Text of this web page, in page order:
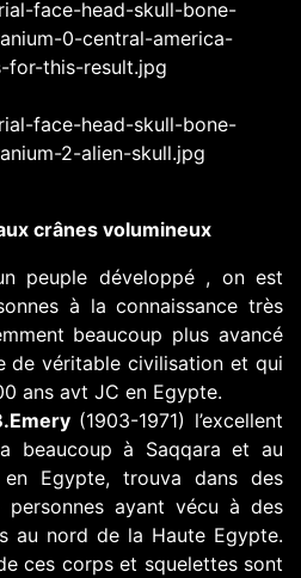
crânes volumineux
peuple développé , on est
à la connaissance très
beaucoup plus avancé
de véritable civilisation et qui
ans avt JC en Egypte.
(1903-1971) l’excellent
beaucoup à Saqqara et au
Egypte, trouva dans des
ayant vécu à des
au nord de la Haute Egypte.
ces corps et squelettes sont